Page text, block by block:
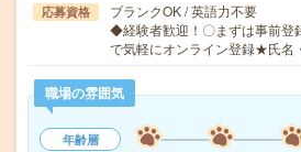
応募資格
ブランクOK / 英語力不要
◆経験者歓迎！〇まずは事前登
で気軽にオンライン登録★氏名
職場の雰囲気
年齢層